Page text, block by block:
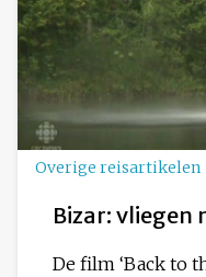
Overige reisartikelen
Bizar: vliegen
De film ‘Back to